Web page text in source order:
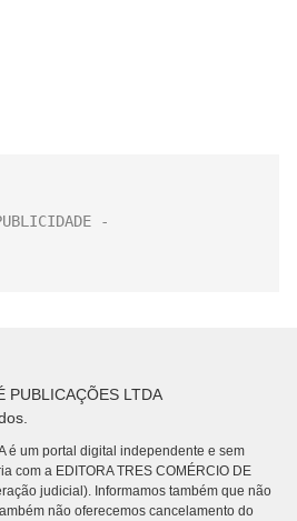
LTDA
é um portal digital independente e sem
com a EDITORA TRES COMÉRCIO DE
judicial). Informamos também que não
não oferecemos cancelamento do